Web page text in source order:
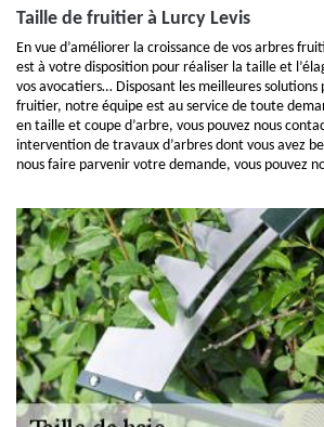
Taille de fruitier à Lurcy Levis
En vue d’améliorer la croissance de vos arbres
est à votre disposition pour réaliser la taille et
vos avocatiers… Disposant les meilleures solutions
fruitier, notre équipe est au service de toute
en taille et coupe d’arbre, vous pouvez nous
intervention de travaux d’arbres dont vous avez
nous faire parvenir votre demande, vous pouvez